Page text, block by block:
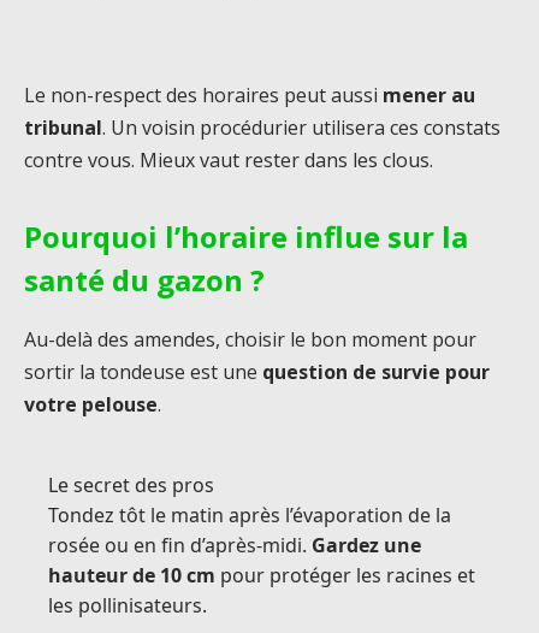
Le non-respect des horaires peut aussi mener au
tribunal. Un voisin procédurier utilisera ces constats
contre vous. Mieux vaut rester dans les clous.
Pourquoi l’horaire influe sur la
santé du gazon ?
Au-delà des amendes, choisir le bon moment pour
sortir la tondeuse est une question de survie pour
votre pelouse.
Le secret des pros
Tondez tôt le matin après l’évaporation de la
rosée ou en fin d’après-midi. Gardez une
hauteur de 10 cm pour protéger les racines et
les pollinisateurs.